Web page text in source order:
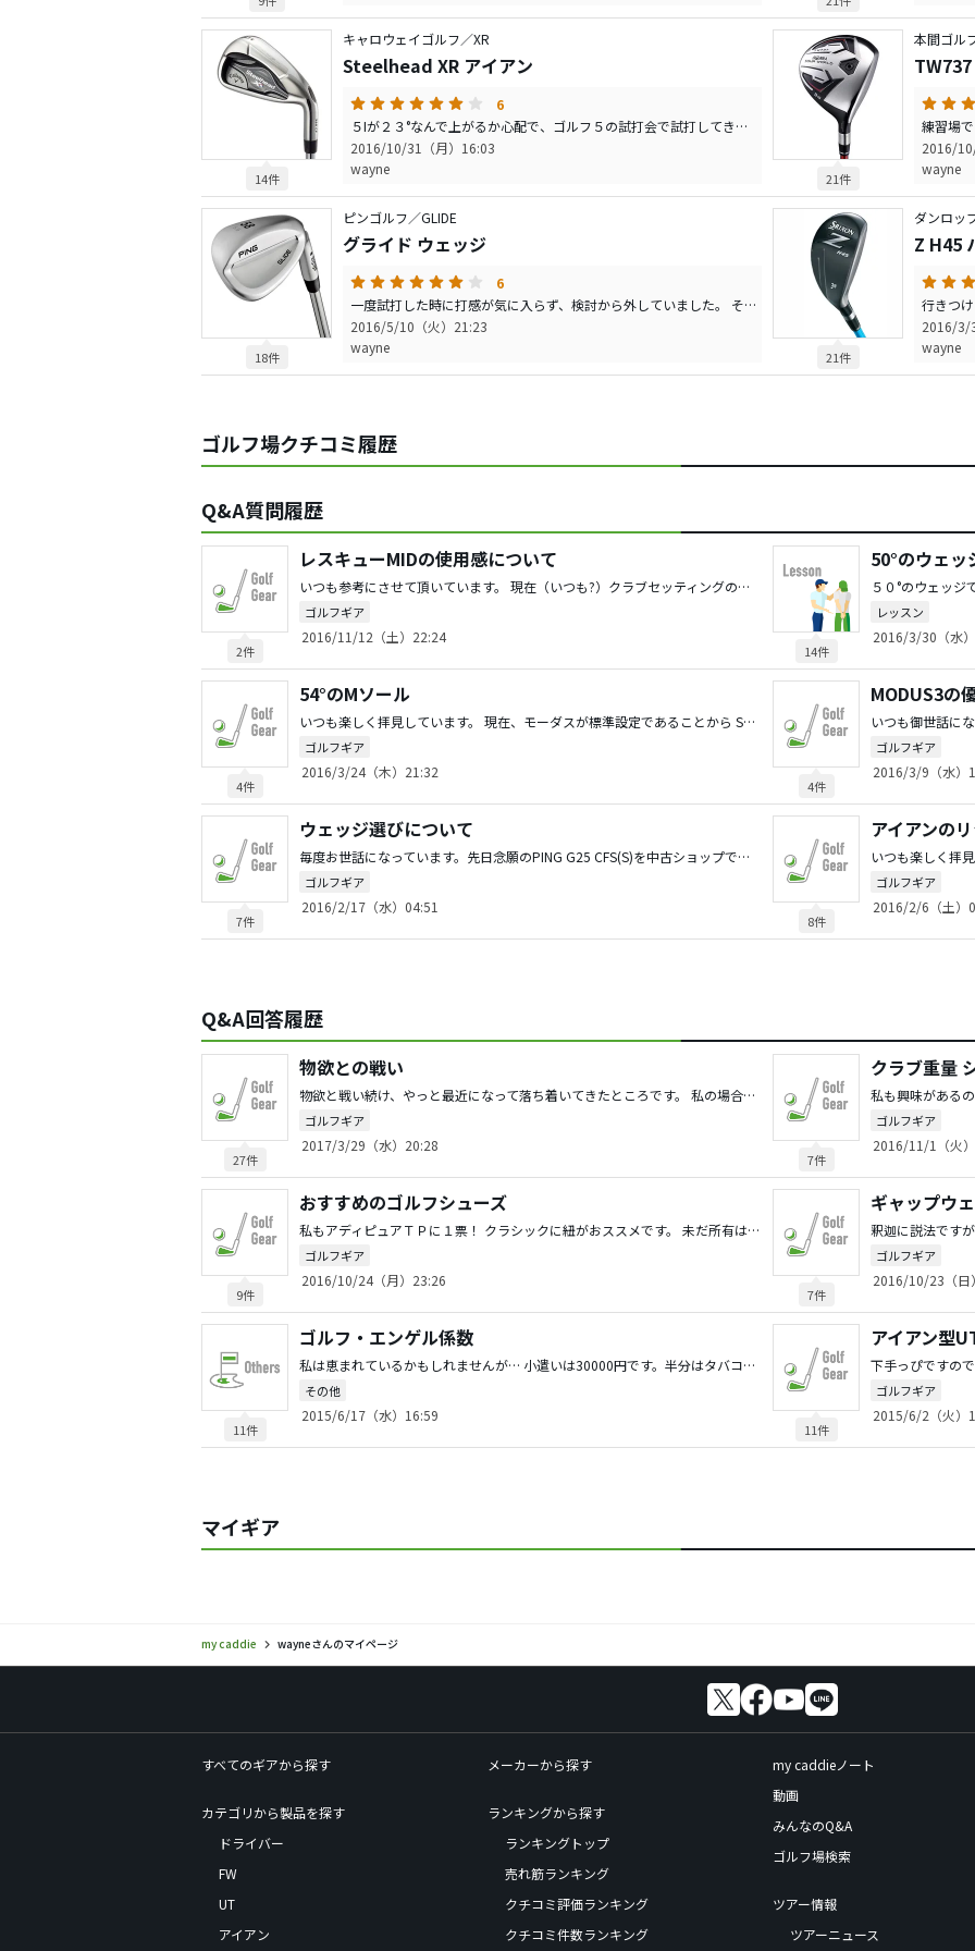
14件
キャロウェイゴルフ／XR
Steelhead XR アイアン
6
５Iが２３°なんで上がるか心配で、ゴルフ５の試打会で試打してきました。 打ってみて、心配は杞憂に終わりました。 （キチンと上がるし、距離も出ました。） 何よりよいのは、 ５Ｉでも構えた時にバックフェースやソールが見えないこと。 これからのアイアンのトレンドを築くモデルだと思っています。
2016/10/31（月）16:03
wayne
21件
本間ゴル
2016/
wayne
18件
ピンゴルフ／GLIDE
グライド ウェッジ
6
一度試打した時に打感が気に入らず、検討から外していました。 その後、SM6の50°56°60°でセッティングしていましたが、 やはり、50°54°58°でセッティングしたく思いウェッジ探しの 旅の途中で２度目の試打。打感ソコソコじゃないですか。 58°でEYE SOLEの設定があってローバウンス。 バンカーでも良し、開いても良し。 54°はSSにしましたがアプローチが簡単になりました。 26パットの陰の功労者です。 もう少し打感がよければ7点満点ですね。 あと、グリップが長いので、グリップの位置で距離を微調整している 自分にとっては慣れが必要でしたよ。
2016/5/10（火）21:23
wayne
21件
ダンロッ
Z H45
2016/3/
wayne
ゴルフ場クチコミ履歴
Q&A質問履歴
2件
レスキューMIDの使用感について
いつも参考にさせて頂いています。 現在（いつも?）クラブセッティングの見直し中で、UT探しで困っています。 （20°前後のUTを探しています。） 行きつけの中古ショップで純正カーボンのレスキューMID（初代ですかね？2004モデル）の 3U（19°）を見つけ、店員さんに昔のカタログで調べてもらったところ シャフト重量90g台、トルク4.3という情報しか分かりませんでした。 TPかノーマルを確認し忘れたので、どちらでも結構です。 打たれたことのある方は使用感を教えてもらえませんか？ まあ安いんで練習場で打ってダメなら、レンタル代だと思って 売っちゃえばいいんですが、なんかそれも癪に障るので…
ゴルフギア
2016/11/12（土）22:24
14件
50°のウェ
レッスン
2016/3/30（水
4件
54°のMソール
いつも楽しく拝見しています。 現在、モーダスが標準設定であることから SM6の50°、54°、58°の購入を検討しています。 54°が日本仕様ではMソールしかないんですが、 何故SソールとかではなくMソールなんでしょうか？ たしかSM5も そうだったと思うんですが、 54°のMソールを使用されている方の使用感や 考えられる意図を教えて頂けないでしょうか？ なんか脈絡のない質問で申し訳ありません。
ゴルフギア
2016/3/24（木）21:32
4件
MODUS3の
ゴルフギア
2016/3/9（水）
7件
ウェッジ選びについて
毎度お世話になっています。先日念願のPING G25 CFS(S)を中古ショップで入手。 5I〜SW（54°）まで揃えたんですが、今度は58°（又は56°）で悩んでいます。 30〜50Yのアプローチ、通常のバンカーショットはSWでまかなうつもりですので、 用途としては、 グリーン回り（特にグリーン奥から）のアプローチと顎の高いバンカー と限定的に使用するつもりです。 候補としては、 SM6（ソールをどうするか？）,EYE2 GORGE,ONOFF FORGED,G25 LW,… それぞれ一長一短あって悩んでいます。 （本命はSM6 Mソールなんですが…） 主観で結構ですので皆さんなら何を選びますか？ また、58°前後で今使用されているウェッジを選んだ理由とかも教えてください。
ゴルフギア
2016/2/17（水）04:51
8件
アイアンの
ゴルフギア
2016/2/6（土）
Q&A回答履歴
27件
物欲との戦い
物欲と戦い続け、やっと最近になって落ち着いてきたところです。 私の場合は、 試打して慎重に決めるものの、腕のバラツキが大きく、 昨日良かったのが今日はダメ、というパターンでした。 決して腕が安定してきたわけではありませんが、 最近になって、「ある程度の道具であれば、何でも一緒」 と、自分自身で納得できたというか、ストンと腹に落ちる ようになりました。 そういう意味では、 時間が解決してくれる部分もあると思いますので、 今はトコトン物欲に逆らわないのも手かと思います。 無責任な意見でスミマセン。
ゴルフギア
2017/3/29（水）20:28
7件
クラブ重量
ゴルフギア
2016/11/1（火
9件
おすすめのゴルフシューズ
私もアディピュアＴＰに１票！ クラシックに紐がおススメです。 未だ所有はしていませんが、私が試履した限りでは 幅広の私でもワイズは通常サイズでＯＫでした。 まあ、試履は必須ですが…
ゴルフギア
2016/10/24（月）23:26
7件
ギャップウ
ゴルフギア
2016/10/23（日
11件
ゴルフ・エンゲル係数
私は恵まれているかもしれませんが… 小遣いは30000円です。半分はタバコで消えますが… 近くにリニューアルした練習場が月額9900円で打ち放題なんで、 そこに通っています。このお金は頼みこんで小遣いとは 別に出してもらっています。 （ダイエット目的のフィットネス代として） コースは月１回は小遣いとは別に出してもらっています。 小遣い額を決めた時に合わせて頼みました。 月２回となると交渉が発生しますが、会社のコンペだったり、 「先月行っていないから」とかで結局は認めてくれます。 なので、基本的に練習とコースは小遣いとは別です。 クラブはボーナス時の小遣いで購入していて、 その時々で決めているんですが、 その額によって新品か中古かが決まります。（笑） 幸い、近所にショップが乱立していて大した交渉もなく 結構値引いてくれるので非常に助かっています。 ヤフオクの類は、あまり利用しませんが、 楽天は審査が厳しいと聞いているので稀に利用します。 こんな感じですが参考になりますでしょうか。
その他
2015/6/17（水）16:59
11件
アイアン型
ゴルフギア
2015/6/2（火）
マイギア
my caddie wayneさんのマイページ
すべてのギアから探す
カテゴリから製品を探す
ドライバー
FW
UT
アイアン
メーカーから探す
ランキングから探す
ランキングトップ
売れ筋ランキング
クチコミ評価ランキング
クチコミ件数ランキング
my caddieノート
動画
みんなのQ&A
ゴルフ場検索
ツアー情報
ツアーニュース